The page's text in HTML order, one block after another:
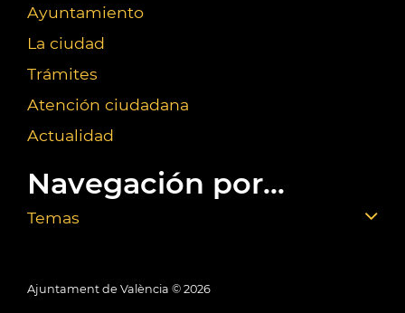
Ayuntamiento
La ciudad
Trámites
Atención ciudadana
Actualidad
Navegación por...
Temas
Ajuntament de València © 2026